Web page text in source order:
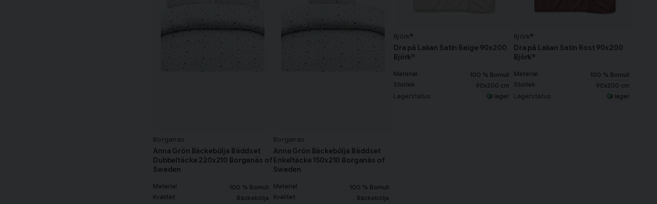
Borganäs
Anna Grön Bäckebölja Bäddset
Dubbeltäcke 220x210 Borganäs of
Sweden
Material
100 % Bomull
Kvalitet
Bäckebölja
Borganäs
Anna Grön Bäckebölja Bäddset
Enkeltäcke 150x210 Borganäs of
Sweden
Material
100 % Bomull
Kvalitet
Bäckebölja
Björk®
Dra på Lakan Satin Beige 90x200
Björk®
Material
100 % Bomull
Storlek
90x200 cm
Lagerstatus I lager
Björk®
Dra på Lakan Satin Rost 90x200
Björk®
Material
100 % Bomull
Storlek
90x200 cm
Lagerstatus I lager